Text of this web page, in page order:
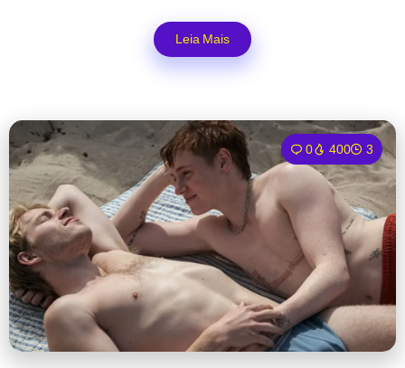
Leia Mais
0 400 3